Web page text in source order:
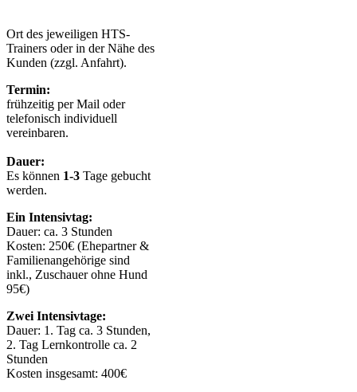
Ort des jeweiligen HTS-
Trainers oder in der Nähe des
Kunden (zzgl. Anfahrt).
Termin:
frühzeitig per Mail oder
telefonisch individuell
vereinbaren.
Dauer:
Es können 1-3 Tage gebucht
werden.
Ein Intensivtag:
Dauer: ca. 3 Stunden
Kosten: 250€ (Ehepartner &
Familienangehörige sind
inkl., Zuschauer ohne Hund
95€)
Zwei Intensivtage:
Dauer: 1. Tag ca. 3 Stunden,
2. Tag Lernkontrolle ca. 2
Stunden
Kosten insgesamt: 400€